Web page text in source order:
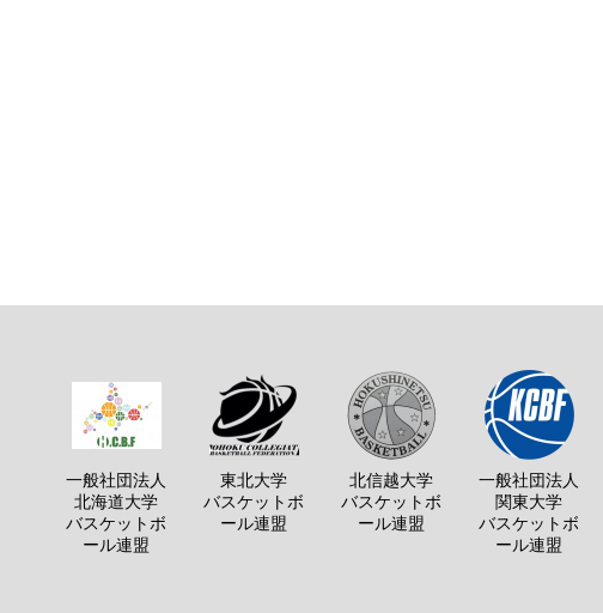
一般社団法人
北海道大学
バスケットボ
ール連盟
東北大学
バスケットボ
ール連盟
北信越大学
バスケットボ
ール連盟
一般社団法人
関東大学
バスケットボ
ール連盟